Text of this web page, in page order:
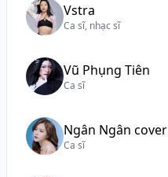
Vstra
Ca sĩ, nhạc sĩ
Vũ Phụng Tiên
Ca sĩ
Ngân Ngân cover
Ca sĩ